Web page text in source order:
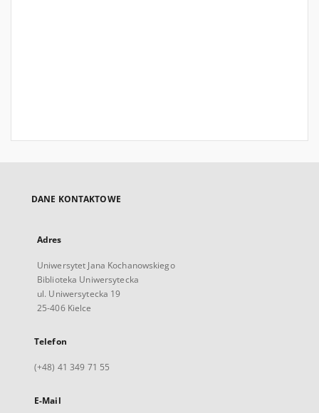
DANE KONTAKTOWE
Adres
Uniwersytet Jana Kochanowskiego
Biblioteka Uniwersytecka
ul. Uniwersytecka 19
25-406 Kielce
Telefon
(+48) 41 349 71 55
E-Mail